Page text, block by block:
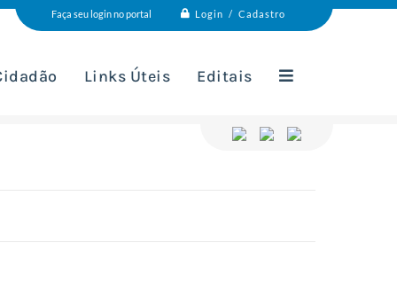
Faça seu login no portal Login / Cadastro
Links Úteis Editais